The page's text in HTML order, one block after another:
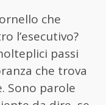
che
l’esecutivo?
passi
che trova
Sono parole